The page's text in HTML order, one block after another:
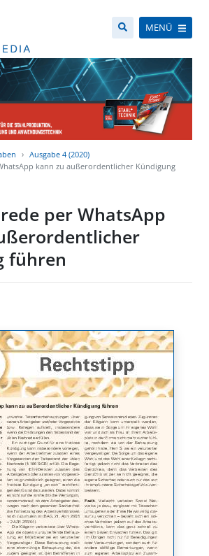
MENÜ
Ausgabe 4 (2020)
kann zu außerordentlicher Kündigung
per WhatsApp
führen